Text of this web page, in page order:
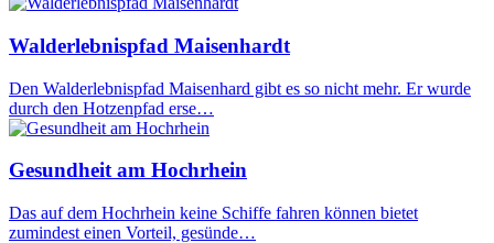
Walderlebnispfad Maisenhardt
Den Walderlebnispfad Maisenhard gibt es so nicht mehr. Er wurde
durch den Hotzenpfad erse…
Gesundheit am Hochrhein
Das auf dem Hochrhein keine Schiffe fahren können bietet
zumindest einen Vorteil, gesünde…